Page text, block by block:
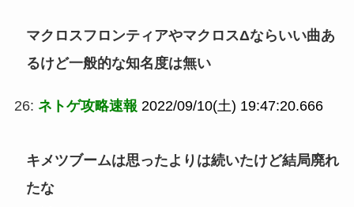
マクロスフロンティアやマクロスΔならいい曲あ
るけど一般的な知名度は無い
26: ネトゲ攻略速報 2022/09/10(土) 19:47:20.666
キメツブームは思ったよりは続いたけど結局廃れ
たな